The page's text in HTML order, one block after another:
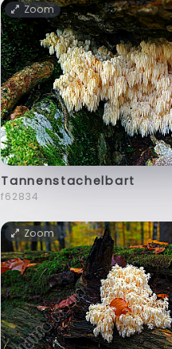
Zoom
Tannenstachelbart
f62834
Zoom